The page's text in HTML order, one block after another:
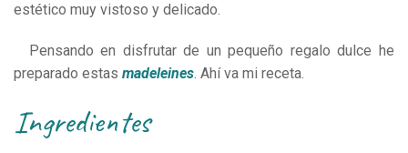
estético muy vistoso y delicado.
Pensando en disfrutar de un pequeño regalo dulce he
preparado estas madeleines. Ahí va mi receta.
ingredientes